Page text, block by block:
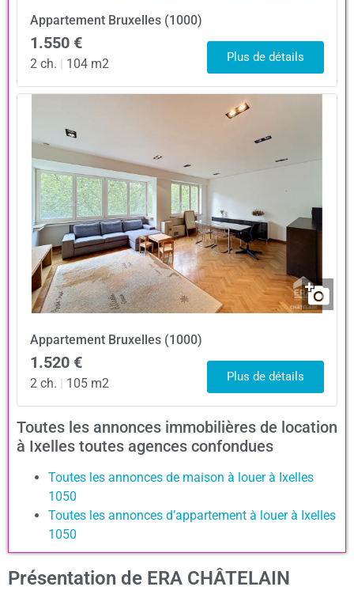
Appartement Bruxelles (1000)
1.550 €
2 ch. 104 m2 Plus de détails
Appartement Bruxelles (1000)
1.520 €
2 ch. | 105 m2 Plus de détails
Toutes les annonces immobilières de location
à Ixelles toutes agences confondues
Toutes les annonces de maison à louer à Ixelles
1050
Toutes les annonces d’appartement à louer à Ixelles
1050
Présentation de ERA CHÂTELAIN